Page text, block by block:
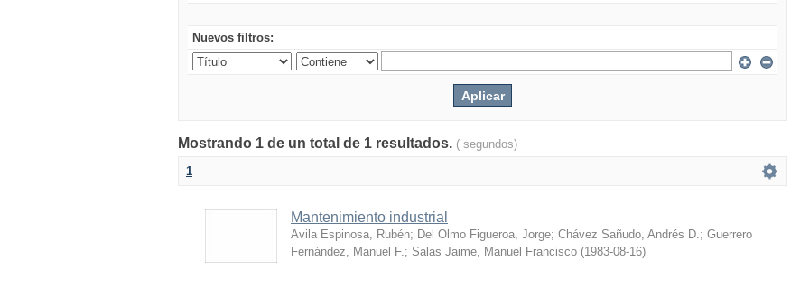
Nuevos filtros:
Mostrando 1 de un total de 1 resultados. ( segundos)
1
Mantenimiento industrial
Avila Espinosa, Rubén; Del Olmo Figueroa, Jorge; Chávez Sañudo, Andrés D.; Guerrero
Fernández, Manuel F.; Salas Jaime, Manuel Francisco (1983-08-16)